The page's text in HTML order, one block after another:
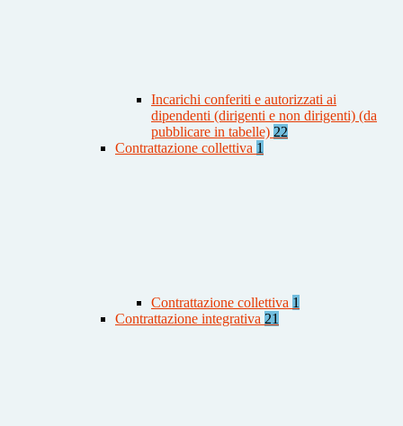
Incarichi conferiti e autorizzati ai
dipendenti (dirigenti e non dirigenti) (da
pubblicare in tabelle) 22
Contrattazione collettiva 1
Contrattazione collettiva 1
Contrattazione integrativa 21